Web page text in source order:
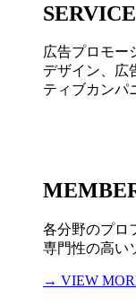
SERVICE
広告プロモー
デザイン、広
ティブカンパ
各分野のプロ
専門性の高い
→ VIEW